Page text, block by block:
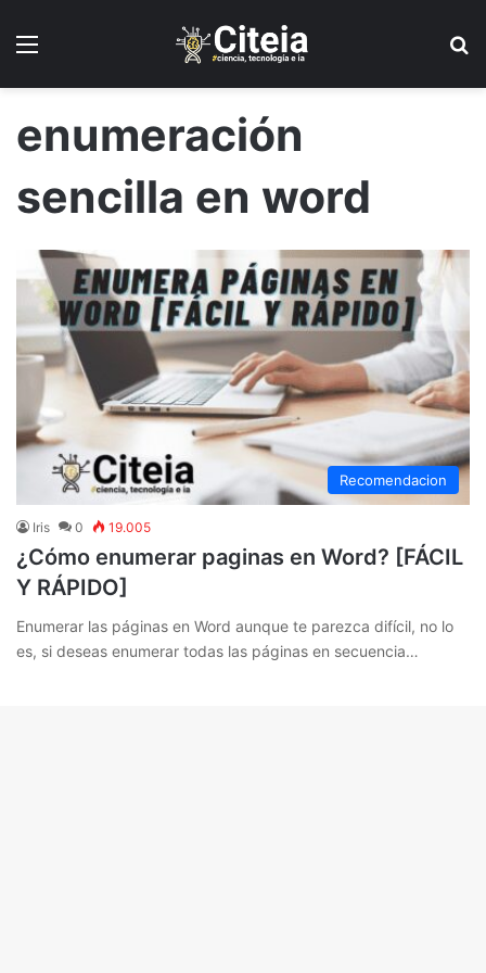
enumeración
sencilla en word
Recomendacion
Iris 0 19.005
¿Cómo enumerar paginas en Word? [FÁCIL
Y RÁPIDO]
Enumerar las páginas en Word aunque te parezca difícil, no lo
es, si deseas enumerar todas las páginas en secuencia…